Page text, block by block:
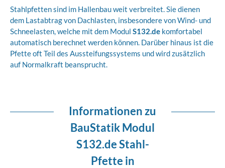
Stahlpfetten sind im Hallenbau weit verbreitet. Sie dienen
dem Lastabtrag von Dachlasten, insbesondere von Wind- und
Schneelasten, welche mit dem Modul S132.de komfortabel
automatisch berechnet werden können. Darüber hinaus ist die
Pfette oft Teil des Aussteifungssystems und wird zusätzlich
auf Normalkraft beansprucht.
Informationen zu
BauStatik Modul
S132.de Stahl-
Pfette in